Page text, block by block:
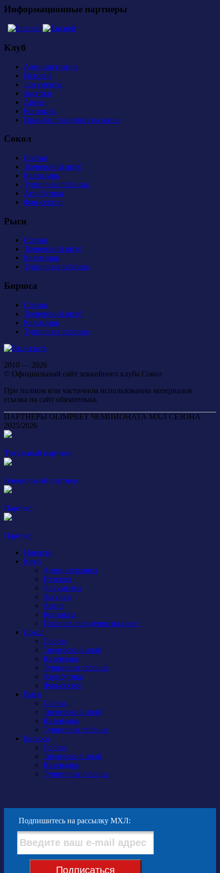
Информационные партнеры
Клуб
Администрация
История
Документы
Закупки
Арена
Контакты
Правила поведения на арене
Сокол
Состав
Тренерский штаб
Календарь
Турнирная таблица
Атрибутика
Фан-сектор
Рыси
Состав
Тренерский штаб
Календарь
Турнирная таблица
Бирюса
Состав
Тренерский штаб
Календарь
Турнирная таблица
2010 — 2026
© Официальный сайт хоккейного клуба Сокол
При полном или частичном использовании материалов
ссылка на сайт обязательна.
ПАРТНЕРЫ OLIMPBET ЧЕМПИОНАТА МХЛ СЕЗОНА
2025/2026
Титульный партнер
Генеральный партнер
Партнер
Партнер
Новости
Клуб
Администрация
История
Документы
Закупки
Арена
Контакты
Правила поведения на арене
Сокол
Состав
Тренерский штаб
Календарь
Турнирная таблица
Атрибутика
Фан-сектор
Рыси
Состав
Тренерский штаб
Календарь
Турнирная таблица
Бирюса
Состав
Тренерский штаб
Календарь
Турнирная таблица
Подпишитесь на рассылку МХЛ:
Подписаться